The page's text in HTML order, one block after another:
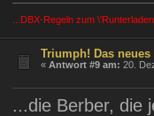
...DBX-Regeln zum
Triumph! Das
«Antwort #9 am: 20.
...die Berber, die